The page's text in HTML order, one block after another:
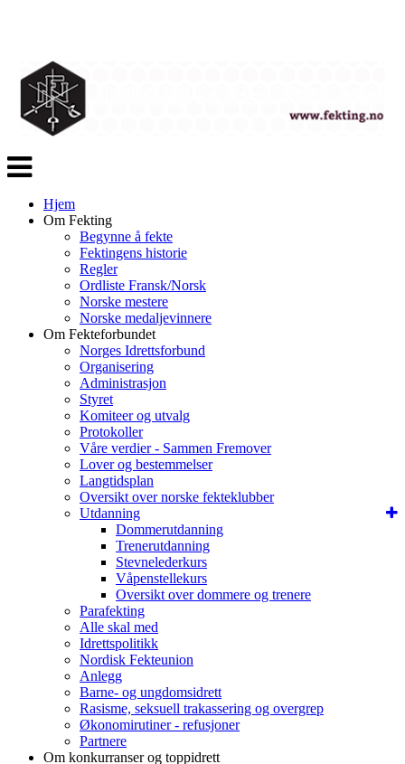
Veksle
navigasjon
Hjem
Om Fekting
Begynne å fekte
Fektingens historie
Regler
Ordliste Fransk/Norsk
Norske mestere
Norske medaljevinnere
Om Fekteforbundet
Norges Idrettsforbund
Organisering
Administrasjon
Styret
Komiteer og utvalg
Protokoller
Våre verdier - Sammen Fremover
Lover og bestemmelser
Langtidsplan
Oversikt over norske fekteklubber
Utdanning
Dommerutdanning
Trenerutdanning
Stevnelederkurs
Våpenstellekurs
Oversikt over dommere og trenere
Parafekting
Alle skal med
Idrettspolitikk
Nordisk Fekteunion
Anlegg
Barne- og ungdomsidrett
Rasisme, seksuell trakassering og overgrep
Økonomirutiner - refusjoner
Partnere
Om konkurranser og toppidrett